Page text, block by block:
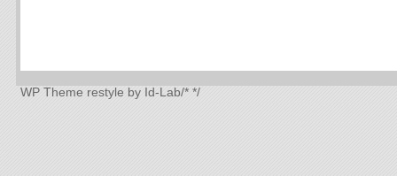
WP Theme restyle by Id-Lab/* */